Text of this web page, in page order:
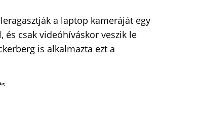
a laptop kameráját egy
és csak videóhíváskor veszik le
is alkalmazta ezt a